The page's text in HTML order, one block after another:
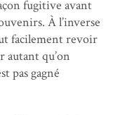
fugitive avant
À l’inverse
facilement revoir
autant qu’on
pas gagné